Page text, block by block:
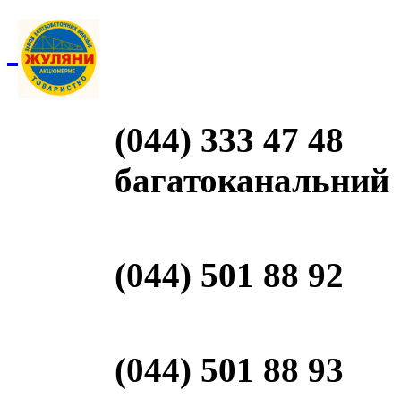
(044) 333 47 48
багатоканальний
(044) 501 88 92
(044) 501 88 93